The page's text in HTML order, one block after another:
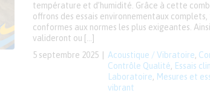
5 septembre 2025 Acoustique / Vibratoire
Contrôle Qualité
Essais
Laboratoire
Mesures et
vibrant
température et d’humidité. Grâce à cette
offrons des essais environnementaux
conformes aux normes les plus exigeantes.
valideront ou […]